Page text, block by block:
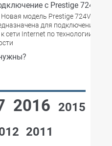
с Prestige 724V
Новая модель Prestige 724V
для подключения
Internet по технологии
2016
2015
2011